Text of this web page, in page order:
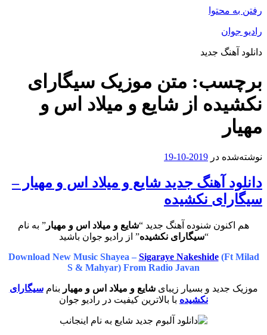
رفتن به محتوا
رادیو جوان
دانلود آهنگ جدید
برچسب: متن موزیک سیگارای
نکشیده از شایع و میلاد اس و
مهیار
نوشته‌شده در 2019-10-19
دانلود آهنگ جدید شایع و میلاد اس و مهیار –
سیگارای نکشیده
هم اکنون شنوده آهنگ جدید “شایع و میلاد اس و مهیار ” به نام
“سیگارای نکشیده” از رادیو جوان باشید
Download New Music Shayea – Sigaraye Nakeshide(Ft Milad
S & Mahyar) From Radio Javan
موزیک جدید و بسیار زیبایشایع و میلاد اس و مهیار بنامسیگارای
نکشیده با بالاترین کیفیت در رادیو جوان